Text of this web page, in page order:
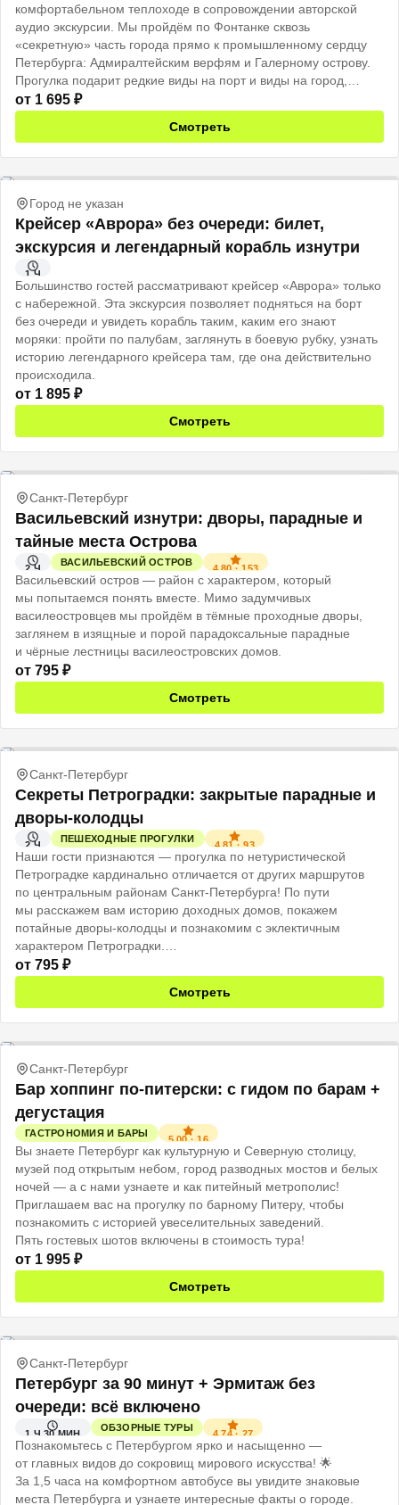
комфортабельном теплоходе в сопровождении авторской
аудио экскурсии. Мы пройдём по Фонтанке сквозь
«секретную» часть города прямо к промышленному сердцу
Петербурга: Адмиралтейским верфям и Галерному острову.
Прогулка подарит редкие виды на порт и виды на город,
каким его видят моряки.
Подходит и для семей с детьми, их тоже захватит дух
от 1 695 ₽
Смотреть
Город не указан
Крейсер «Аврора» без очереди: билет,
экскурсия и легендарный корабль изнутри
1 Ч
Большинство гостей рассматривают крейсер «Аврора» только
с набережной. Эта экскурсия позволяет подняться на борт
без очереди и увидеть корабль таким, каким его знают
моряки: пройти по палубам, заглянуть в боевую рубку, узнать
историю легендарного крейсера там, где она действительно
происходила.
от 1 895 ₽
Смотреть
Санкт-Петербург
Васильевский изнутри: дворы, парадные и
тайные места Острова
2 Ч
ВАСИЛЬЕВСКИЙ ОСТРОВ
4.80·153
Васильевский остров — район с характером, который
мы попытаемся понять вместе. Мимо задумчивых
василеостровцев мы пройдём в тёмные проходные дворы,
заглянем в изящные и порой парадоксальные парадные
и чёрные лестницы василеостровских домов.
от 795 ₽
Смотреть
Санкт-Петербург
Секреты Петроградки: закрытые парадные и
дворы-колодцы
2 Ч
ПЕШЕХОДНЫЕ ПРОГУЛКИ
4.81 ·93
Наши гости признаются — прогулка по нетуристической
Петроградке кардинально отличается от других маршрутов
по центральным районам Санкт-Петербурга! По пути
мы расскажем вам историю доходных домов, покажем
потайные дворы-колодцы и познакомим с эклектичным
характером Петроградки.
от 795 ₽
Смотреть
Санкт-Петербург
Бар хоппинг по-питерски: с гидом по барам +
дегустация
ГАСТРОНОМИЯ И БАРЫ
5.00 ·16
Вы знаете Петербург как культурную и Северную столицу,
музей под открытым небом, город разводных мостов и белых
ночей — а с нами узнаете и как питейный метрополис!
Приглашаем вас на прогулку по барному Питеру, чтобы
познакомить с историей увеселительных заведений.
Пять гостевых шотов включены в стоимость тура!
от 1 995 ₽
Смотреть
Санкт-Петербург
Петербург за 90 минут + Эрмитаж без
очереди: всё включено
1 Ч 30 МИН
ОБЗОРНЫЕ ТУРЫ
4.74· 27
Познакомьтесь с Петербургом ярко и насыщенно —
от главных видов до сокровищ мирового искусства! 🌟
За 1,5 часа на комфортном автобусе вы увидите знаковые
места Петербурга и узнаете интересные факты о городе.